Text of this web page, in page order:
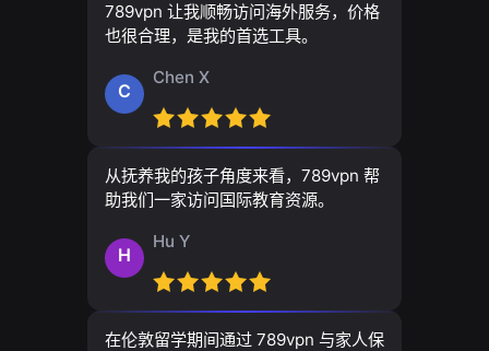
789vpn 让我顺畅访问海外服务，价格
也很合理，是我的首选工具。
C
Chen X
从抚养我的孩子角度来看，789vpn 帮
助我们一家访问国际教育资源。
H
Hu Y
在伦敦留学期间通过 789vpn 与家人保